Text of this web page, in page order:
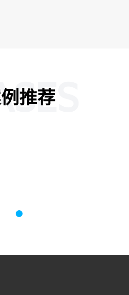
推荐